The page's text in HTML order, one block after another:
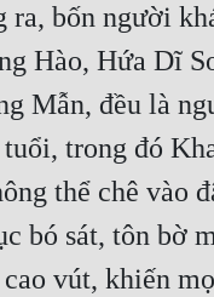
ra, bốn người
Hào, Hứa Dĩ
Mẫn, đều là
trong đó
thể chê vào
bó sát, tôn bờ
cao vút, khiến